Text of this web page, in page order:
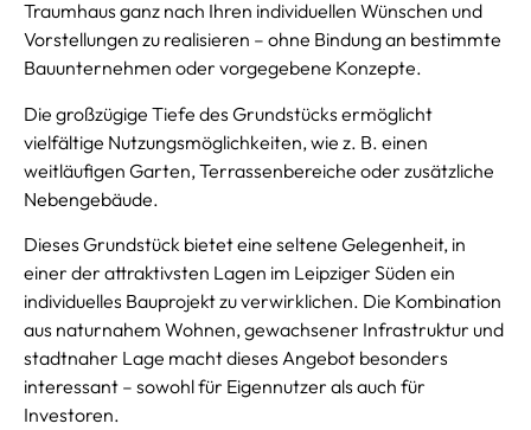
Traumhaus ganz nach Ihren individuellen Wünschen und
Vorstellungen zu realisieren – ohne Bindung an bestimmte
Bauunternehmen oder vorgegebene Konzepte.
Die großzügige Tiefe des Grundstücks ermöglicht
vielfältige Nutzungsmöglichkeiten, wie z. B. einen
weitläufigen Garten, Terrassenbereiche oder zusätzliche
Nebengebäude.
Dieses Grundstück bietet eine seltene Gelegenheit, in
einer der attraktivsten Lagen im Leipziger Süden ein
individuelles Bauprojekt zu verwirklichen. Die Kombination
aus naturnahem Wohnen, gewachsener Infrastruktur und
stadtnaher Lage macht dieses Angebot besonders
interessant – sowohl für Eigennutzer als auch für
Investoren.